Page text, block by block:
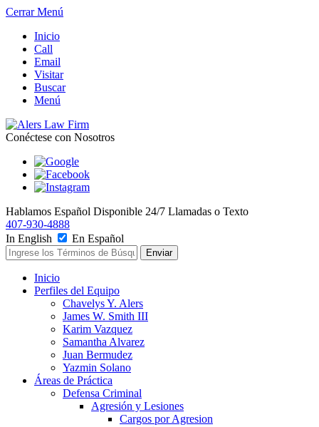
Cerrar Menú
Inicio
Call
Email
Visitar
Buscar
Menú
Conéctese con Nosotros
Hablamos Español Disponible 24/7 Llamadas o Texto
407-930-4888
In English
En Español
Inicio
Perfiles del Equipo
Chavelys Y. Alers
James W. Smith III
Karim Vazquez
Samantha Alvarez
Juan Bermudez
Yazmin Solano
Áreas de Práctica
Defensa Criminal
Agresión y Lesiones
Cargos por Agresion